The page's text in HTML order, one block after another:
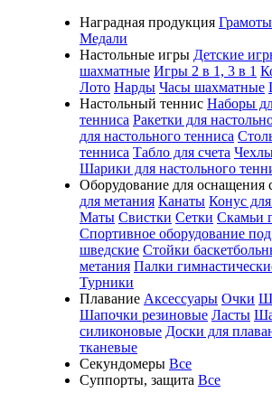
Наградная продукция Грамоты
Медали
Настольные игры Детские
шахматные Игры 2 в 1, 3 в 1
Лото Нарды Часы шахматные
Настольный теннис Наборы
тенниса Ракетки для
для настольного тенниса
тенниса Табло для счета
Шарики для настольного
Оборудование для оснащения
для метания Канаты Конус
Маты Свистки Сетки Скамьи
Спортивное оборудование под
шведские Стойки
метания Палки
Турники
Плавание Аксессуары Очки
Шапочки резиновые Ласты
силиконовые Доски для
тканевые
Секундомеры Все
Суппорты, защита Все